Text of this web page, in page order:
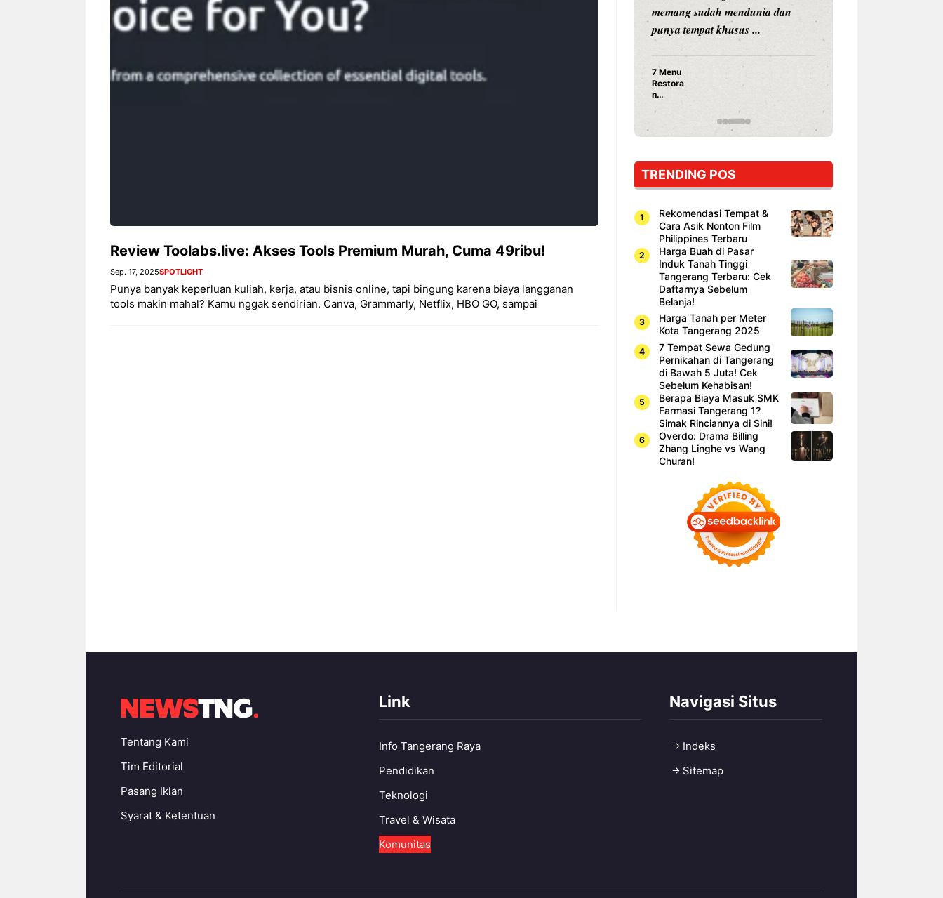
Review Toolabs.live: Akses Tools Premium Murah, Cuma 49ribu!
Sep. 17, 2025SPOTLIGHT
Punya banyak keperluan kuliah, kerja, atau bisnis online, tapi bingung karena biaya langganan
tools makin mahal? Kamu nggak sendirian. Canva, Grammarly, Netflix, HBO GO, sampai
dunia kuliner dengan membuka
Nunung Srimulat & Vicky
Prasetyo Buka Restoran
Bandung menghadirkan
penawaran spesial ...
Sambut 2026, Kakkoii
Bandung Hadirkan Pesta All
memang sudah mendunia dan
punya tempat khusus ...
7 Menu
Restora
n
yang
Dicoba,
Cuma
Sushi!
TRENDING POS
Rekomendasi Tempat &
Cara Asik Nonton Film
Philippines Terbaru
Harga Buah di Pasar
Induk Tanah Tinggi
Tangerang Terbaru: Cek
Daftarnya Sebelum
Belanja!
Harga Tanah per Meter
Kota Tangerang 2025
7 Tempat Sewa Gedung
Pernikahan di Tangerang
di Bawah 5 Juta! Cek
Sebelum Kehabisan!
Berapa Biaya Masuk SMK
Farmasi Tangerang 1?
Simak Rinciannya di Sini!
Overdo: Drama Billing
Zhang Linghe vs Wang
Churan!
Tentang Kami
Tim Editorial
Pasang Iklan
Syarat & Ketentuan
Link
Info Tangerang Raya
Pendidikan
Teknologi
Travel & Wisata
Komunitas
Navigasi Situs
Indeks
Sitemap